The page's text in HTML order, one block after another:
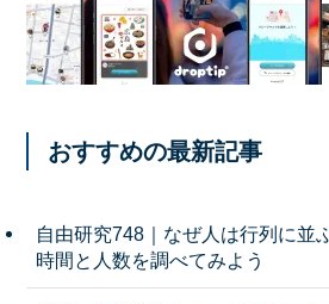
おすすめの最新記事
自由研究748｜なぜ人は行列に並
時間と人数を調べてみよう